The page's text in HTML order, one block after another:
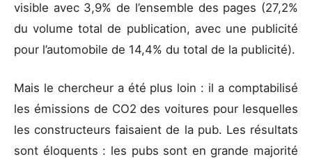
visible avec 3,9% de l’ensemble des pages (27,2%
du volume total de publication, avec une publicité
pour l’automobile de 14,4% du total de la publicité).
Mais le chercheur a été plus loin : il a comptabilisé
les émissions de CO2 des voitures pour lesquelles
les constructeurs faisaient de la pub. Les résultats
sont éloquents : les pubs sont en grande majorité